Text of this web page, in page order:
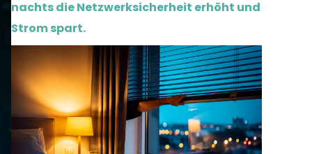
nachts die Netzwerksicherheit erhöht und
Strom spart.